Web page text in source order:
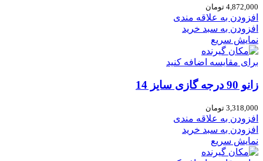
4,872,000 تومان
افزودن به علاقه مندی
افزودن به سبد خرید
نمایش سریع
برای مقایسه اضافه کنید
زانو 90 درجه گازی سایز 14
3,318,000 تومان
افزودن به علاقه مندی
افزودن به سبد خرید
نمایش سریع